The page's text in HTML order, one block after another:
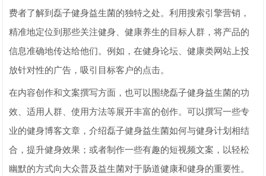
费者了解到磊子健身益生菌的独特之处。利用搜索引擎营销，
精准地定位到那些关注健身、健康养生的目标人群，将产品的
信息准确地传达给他们。例如，在健身论坛、健康类网站上投
放针对性的广告，吸引目标客户的点击。
在内容创作和文案撰写方面，也可以围绕磊子健身益生菌的功
效、适用人群、使用方法等展开丰富的创作。可以撰写一些专
业的健身博客文章，介绍磊子健身益生菌如何与健身计划相结
合，提升健身效果；或者制作一些有趣的短视频文案，以轻松
幽默的方式向大众普及益生菌对于肠道健康和健身的重要性。